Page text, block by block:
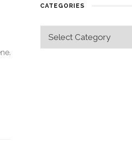
CATEGORIES